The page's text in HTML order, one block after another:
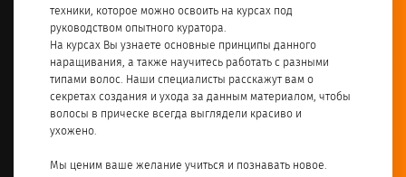
техники, которое можно освоить на курсах под
руководством опытного куратора.
На курсах Вы узнаете основные принципы данного
наращивания, а также научитесь работать с разными
типами волос. Наши специалисты расскажут вам о
секретах создания и ухода за данным материалом, чтобы
волосы в прическе всегда выглядели красиво и
ухожено.
Мы ценим ваше желание учиться и познавать новое.